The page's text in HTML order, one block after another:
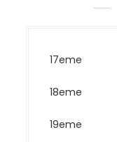
17eme
18eme
19eme